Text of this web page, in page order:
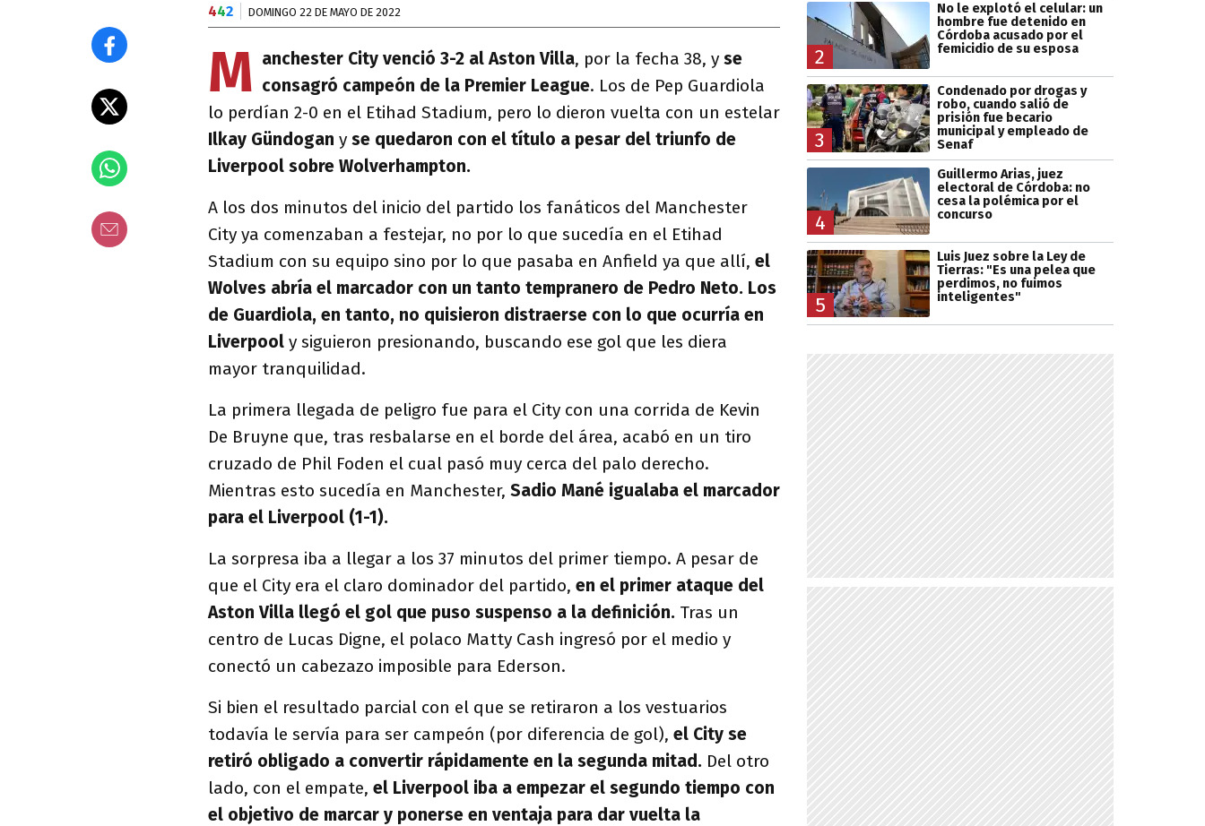
442 DOMINGO 22 DE MAYO DE 2022
M anchester City venció 3-2 al Aston Villa, por la fecha 38, y se
consagró campeón de la Premier League. Los de Pep Guardiola
lo perdían 2-0 en el Etihad Stadium, pero lo dieron vuelta con un estelar
Ilkay Gündogan y se quedaron con el título a pesar del triunfo de
Liverpool sobre Wolverhampton.
A los dos minutos del inicio del partido los fanáticos del Manchester
City ya comenzaban a festejar, no por lo que sucedía en el Etihad
Stadium con su equipo sino por lo que pasaba en Anfield ya que allí, el
Wolves abría el marcador con un tanto tempranero de Pedro Neto. Los
de Guardiola, en tanto, no quisieron distraerse con lo que ocurría en
Liverpool y siguieron presionando, buscando ese gol que les diera
mayor tranquilidad.
La primera llegada de peligro fue para el City con una corrida de Kevin
De Bruyne que, tras resbalarse en el borde del área, acabó en un tiro
cruzado de Phil Foden el cual pasó muy cerca del palo derecho.
Mientras esto sucedía en Manchester, Sadio Mané igualaba el marcador
para el Liverpool (1-1).
La sorpresa iba a llegar a los 37 minutos del primer tiempo. A pesar de
que el City era el claro dominador del partido, en el primer ataque del
Aston Villa llegó el gol que puso suspenso a la definición. Tras un
centro de Lucas Digne, el polaco Matty Cash ingresó por el medio y
conectó un cabezazo imposible para Ederson.
Si bien el resultado parcial con el que se retiraron a los vestuarios
todavía le servía para ser campeón (por diferencia de gol), el City se
retiró obligado a convertir rápidamente en la segunda mitad. Del otro
lado, con el empate, el Liverpool iba a empezar el segundo tiempo con
el objetivo de marcar y ponerse en ventaja para dar vuelta la
2
No le explotó el celular: un
hombre fue detenido en
Córdoba acusado por el
femicidio de su esposa
3
Condenado por drogas y
robo, cuando salió de
prisión fue becario
municipal y empleado de
Senaf
4
Guillermo Arias, juez
electoral de Córdoba: no
cesa la polémica por el
concurso
5
Luis Juez sobre la Ley de
Tierras: "Es una pelea que
perdimos, no fuimos
inteligentes"